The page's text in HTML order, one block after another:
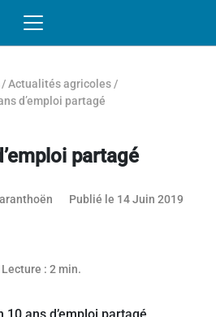
/Actualités agricoles /
d’emploi partagé
partagé
Publié le 14 Juin 2019
Lecture : 2 min.